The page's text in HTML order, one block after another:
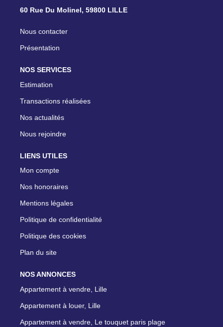
60 Rue Du Molinel, 59800 LILLE
Nous contacter
Présentation
NOS SERVICES
Estimation
Transactions réalisées
Nos actualités
Nous rejoindre
LIENS UTILES
Mon compte
Nos honoraires
Mentions légales
Politique de confidentialité
Politique des cookies
Plan du site
NOS ANNONCES
Appartement à vendre, Lille
Appartement à louer, Lille
Appartement à vendre, Le touquet paris plage